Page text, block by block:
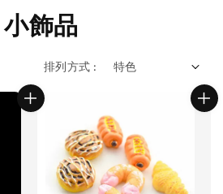
小飾品
排列方式 :